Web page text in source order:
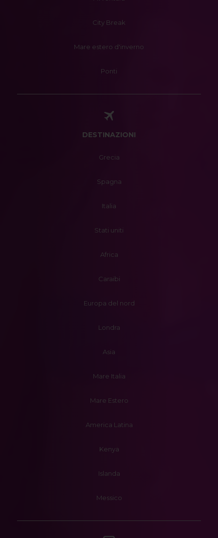
City Break
Mare estero d'inverno
Ponti
DESTINAZIONI
Grecia
Spagna
Italia
Stati uniti
Africa
Caraibi
Europa del nord
Londra
Asia
Mare Italia
Mare Estero
America Latina
Kenya
Islanda
Messico